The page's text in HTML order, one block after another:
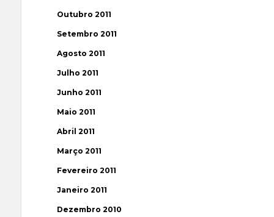
Outubro 2011
Setembro 2011
Agosto 2011
Julho 2011
Junho 2011
Maio 2011
Abril 2011
Março 2011
Fevereiro 2011
Janeiro 2011
Dezembro 2010